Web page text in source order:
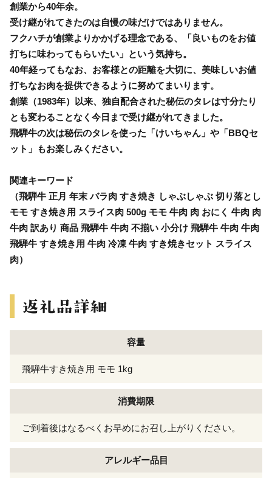
創業から40年余。
受け継がれてきたのは自慢の味だけではありません。
フクハチが創業よりかかげる理念である、「良いものをお値
打ちに味わってもらいたい」という気持ち。
40年経ってもなお、お客様との距離を大切に、美味しいお値
打ちなお肉を提供できるように努めてまいります。
創業（1983年）以来、独自配合された秘伝のタレは寸分たり
とも変わることなく今日まで受け継がれてきました。
飛騨牛の次は秘伝のタレを使った「けいちゃん」や「BBQセ
ット」もお楽しみください。
関連キーワード
（飛騨牛 正月 年末 バラ肉 すき焼き しゃぶしゃぶ 切り落とし
モモ すき焼き用 スライス肉 500g モモ 牛肉 肉 おにく 牛肉 肉
牛肉 訳あり 商品 飛騨牛 牛肉 不揃い 小分け 飛騨牛 牛肉 牛肉
飛騨牛 すき焼き用 牛肉 冷凍 牛肉 すき焼きセット スライス
肉）
容量
飛騨牛すき焼き用 モモ 1kg
消費期限
ご到着後はなるべくお早めにお召し上がりください。
アレルギー品目